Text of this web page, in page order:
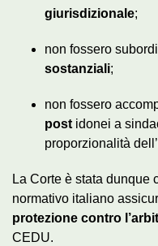
giurisdizionale;
non fossero
sostanziali;
non fossero
post idonei a
proporzionalità
La Corte è stata dunque
normativo italiano
protezione contro
CEDU.